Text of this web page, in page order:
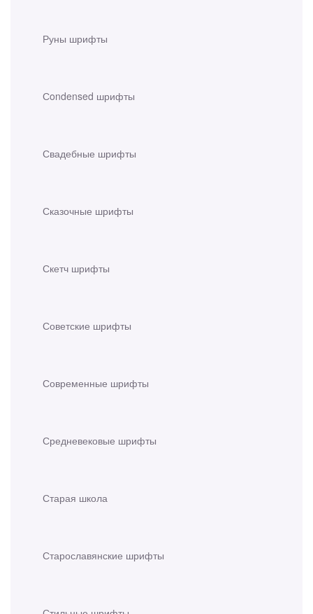
Руны шрифты
Сondensed шрифты
Свадебные шрифты
Сказочные шрифты
Скетч шрифты
Советские шрифты
Современные шрифты
Средневековые шрифты
Старая школа
Старославянские шрифты